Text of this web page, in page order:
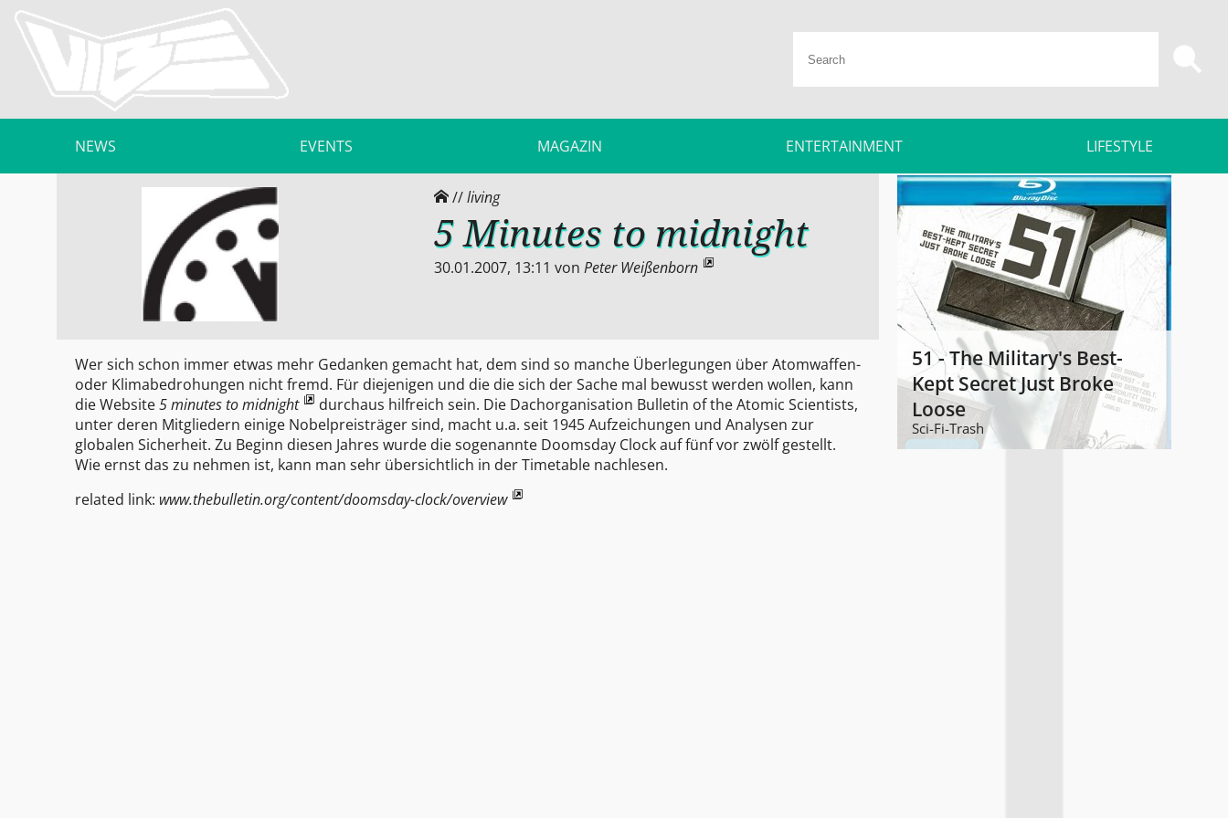
NEWS EVENTS MAGAZIN ENTERTAINMENT LIFESTYLE
//living
5 Minutes to midnight
30.01.2007, 13:11 von Peter Weißenborn
Wer sich schon immer etwas mehr Gedanken gemacht hat, dem sind so manche Überlegungen über Atomwaffen-
oder Klimabedrohungen nicht fremd. Für diejenigen und die die sich der Sache mal bewusst werden wollen, kann
die Website5 minutes to midnight
durchaus hilfreich sein. Die Dachorganisation Bulletin of the Atomic Scientists,
unter deren Mitgliedern einige Nobelpreisträger sind, macht u.a. seit 1945 Aufzeichungen und Analysen zur
globalen Sicherheit. Zu Beginn diesen Jahres wurde die sogenannte Doomsday Clock auf fünf vor zwölf gestellt.
Wie ernst das zu nehmen ist, kann man sehr übersichtlich in der Timetable nachlesen.
related link: www.thebulletin.org/content/doomsday-clock/overview
51 - The Military's Best-
Kept Secret Just Broke
Loose
Sci-Fi-Trash